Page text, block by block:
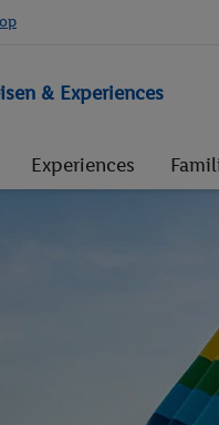
& Experiences
Experiences